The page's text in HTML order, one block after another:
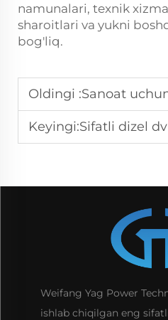
namunalari, texnik
sharoitlari va yukni
bog'liq.
Oldingi :Sanoat uchun dizel elektr
Keyingi:Sifatli dizel dvigatellarni yaqin
Weifang Yag Power
ishlab chiqilgan eng